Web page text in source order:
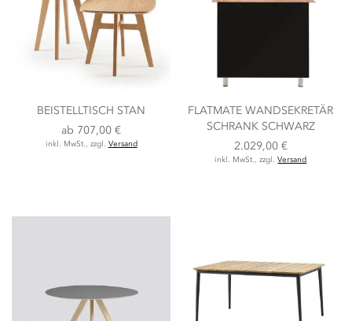
BEISTELLTISCH STAN
ab 707,00 €
inkl. MwSt., zzgl. Versand
FLATMATE WANDSEKRETÄR
SCHRANK SCHWARZ
2.029,00 €
inkl. MwSt., zzgl.Versand